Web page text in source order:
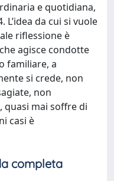
e quotidiana,
da cui si vuole
riflessione è
agisce condotte
familiare, a
si crede, non
non
quasi mai soffre di
casi è
completa